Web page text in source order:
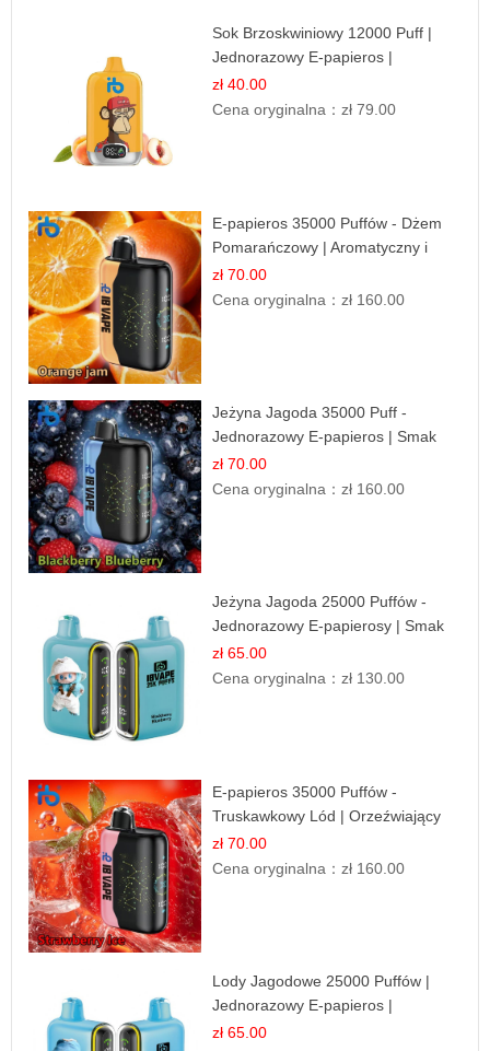
Sok Brzoskwiniowy 12000 Puff |
Jednorazowy E-papieros |
Owocowy Smak
zł 40.00
Cena oryginalna：zł 79.00
E-papieros 35000 Puffów - Dżem
Pomarańczowy | Aromatyczny i
Długotrwały
zł 70.00
Cena oryginalna：zł 160.00
Jeżyna Jagoda 35000 Puff -
Jednorazowy E-papieros | Smak
Leśnych Owoców
zł 70.00
Cena oryginalna：zł 160.00
Jeżyna Jagoda 25000 Puffów -
Jednorazowy E-papierosy | Smak
Leśnych Owoców
zł 65.00
Cena oryginalna：zł 130.00
E-papieros 35000 Puffów -
Truskawkowy Lód | Orzeźwiający
Smak
zł 70.00
Cena oryginalna：zł 160.00
Lody Jagodowe 25000 Puffów |
Jednorazowy E-papieros |
Deserowy Smak
zł 65.00